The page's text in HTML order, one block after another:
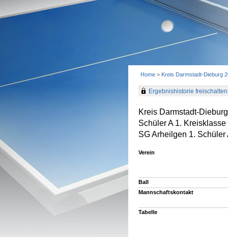
Home > Kreis Darmstadt-Dieburg
Ergebnishistorie freischalten
Kreis Darmstadt-
Schüler A 1. Kreisklasse
SG Arheilgen 1. Schüler
Verein
Ball
Mannschaftskontakt
Tabelle